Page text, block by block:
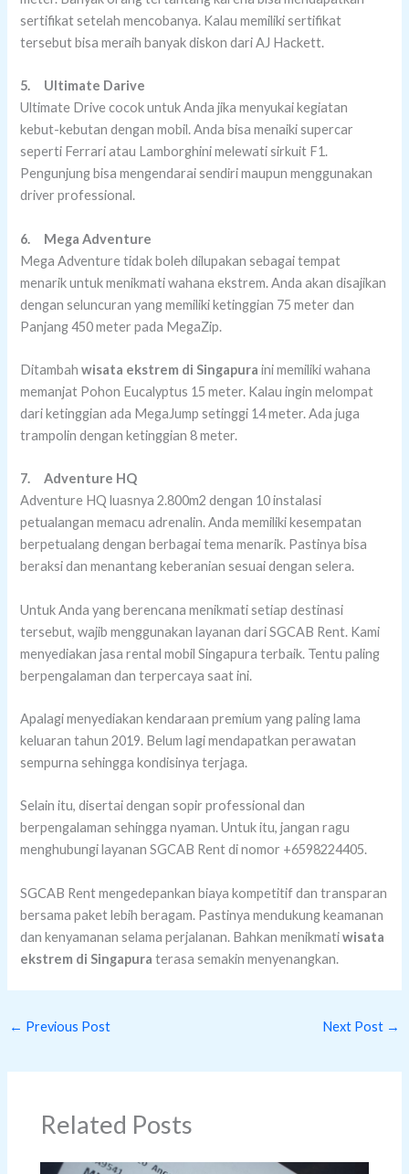
sertifikat setelah mencobanya. Kalau memiliki sertifikat
tersebut bisa meraih banyak diskon dari AJ Hackett.
5. Ultimate Darive
Ultimate Drive cocok untuk Anda jika menyukai kegiatan
kebut-kebutan dengan mobil. Anda bisa menaiki supercar
seperti Ferrari atau Lamborghini melewati sirkuit F1.
Pengunjung bisa mengendarai sendiri maupun menggunakan
driver professional.
6. Mega Adventure
Mega Adventure tidak boleh dilupakan sebagai tempat
menarik untuk menikmati wahana ekstrem. Anda akan disajikan
dengan seluncuran yang memiliki ketinggian 75 meter dan
Panjang 450 meter pada MegaZip.
Ditambah wisata ekstrem di Singapura ini memiliki wahana
memanjat Pohon Eucalyptus 15 meter. Kalau ingin melompat
dari ketinggian ada MegaJump setinggi 14 meter. Ada juga
trampolin dengan ketinggian 8 meter.
7.Adventure HQ
Adventure HQ luasnya 2.800m2 dengan 10 instalasi
petualangan memacu adrenalin. Anda memiliki kesempatan
berpetualang dengan berbagai tema menarik. Pastinya bisa
beraksi dan menantang keberanian sesuai dengan selera.
Untuk Anda yang berencana menikmati setiap destinasi
tersebut, wajib menggunakan layanan dari SGCAB Rent. Kami
menyediakan jasa rental mobil Singapura terbaik. Tentu paling
berpengalaman dan terpercaya saat ini.
Apalagi menyediakan kendaraan premium yang paling lama
keluaran tahun 2019. Belum lagi mendapatkan perawatan
sempurna sehingga kondisinya terjaga.
Selain itu, disertai dengan sopir professional dan
berpengalaman sehingga nyaman. Untuk itu, jangan ragu
menghubungi layanan SGCAB Rent di nomor +6598224405.
SGCAB Rent mengedepankan biaya kompetitif dan transparan
bersama paket lebih beragam. Pastinya mendukung keamanan
dan kenyamanan selama perjalanan. Bahkan menikmatiwisata
ekstrem di Singapura terasa semakin menyenangkan.
← Previous Post Next Post →
Related Posts